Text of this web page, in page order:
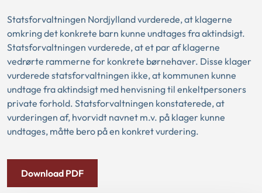
Statsforvaltningen Nordjylland vurderede, at klagerne
omkring det konkrete barn kunne undtages fra aktindsigt.
Statsforvaltningen vurderede, at et par af klagerne
vedrørte rammerne for konkrete børnehaver. Disse klager
vurderede statsforvaltningen ikke, at kommunen kunne
undtage fra aktindsigt med henvisning til enkeltpersoners
private forhold. Statsforvaltningen konstaterede, at
vurderingen af, hvorvidt navnet m.v. på klager kunne
undtages, måtte bero på en konkret vurdering.
Download PDF